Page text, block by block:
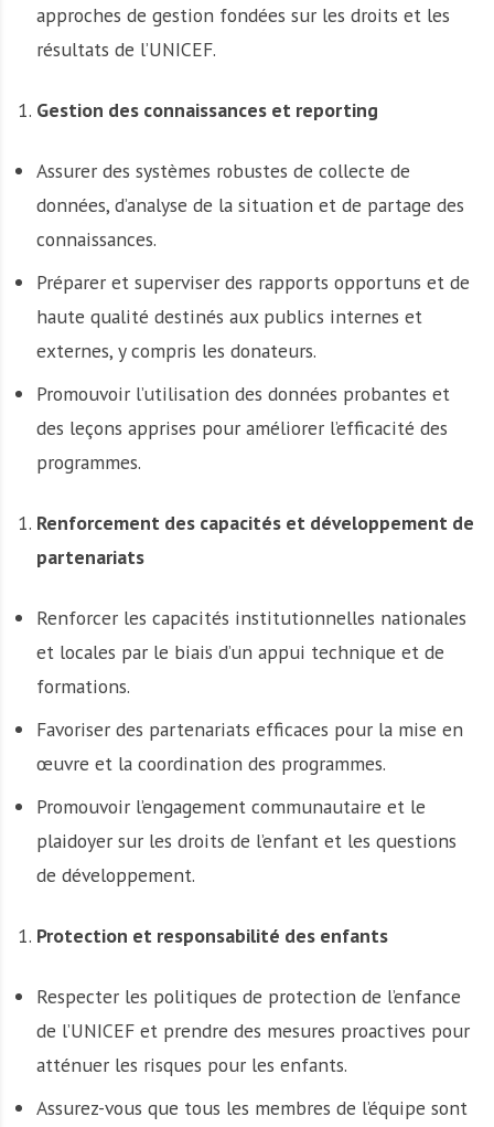
approches de gestion fondées sur les droits et les
résultats de l’UNICEF.
Gestion des connaissances et reporting
Assurer des systèmes robustes de collecte de
données, d’analyse de la situation et de partage des
connaissances.
Préparer et superviser des rapports opportuns et de
haute qualité destinés aux publics internes et
externes, y compris les donateurs.
Promouvoir l’utilisation des données probantes et
des leçons apprises pour améliorer l’efficacité des
programmes.
Renforcement des capacités et développement de
partenariats
Renforcer les capacités institutionnelles nationales
et locales par le biais d’un appui technique et de
formations.
Favoriser des partenariats efficaces pour la mise en
œuvre et la coordination des programmes.
Promouvoir l’engagement communautaire et le
plaidoyer sur les droits de l’enfant et les questions
de développement.
Protection et responsabilité des enfants
Respecter les politiques de protection de l’enfance
de l’UNICEF et prendre des mesures proactives pour
atténuer les risques pour les enfants.
Assurez-vous que tous les membres de l’équipe sont